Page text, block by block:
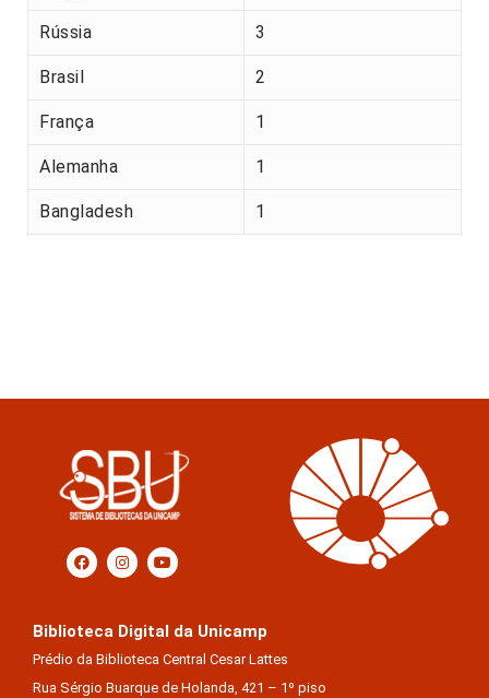
Rússia 3
Brasil 2
França 1
Alemanha 1
Bangladesh 1
Biblioteca Digital da Unicamp
Prédio da Biblioteca Central Cesar Lattes
Rua Sérgio Buarque de Holanda, 421 – 1º piso